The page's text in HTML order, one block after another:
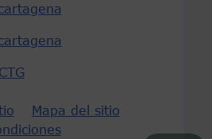
Mapa del sitio